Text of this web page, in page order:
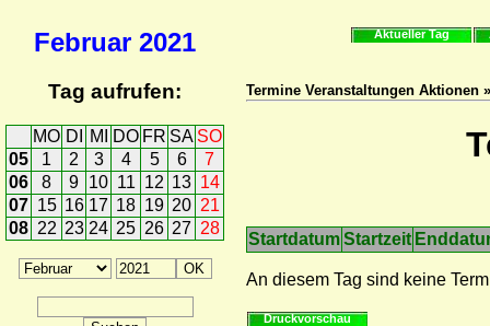
Februar 2021
Tag aufrufen:
MO DI MI DO FR SA SO
05
1 2 3 4 5 6
7
06
8 9 10 11 12 13 14
07 15 16 17 18 19 20 21
08 22 23 24 25 26 27 28
Aktueller Tag
Termine Veranstaltungen Aktionen
StartdatumStartzeit
An diesem Tag sind keine
Druckvorschau